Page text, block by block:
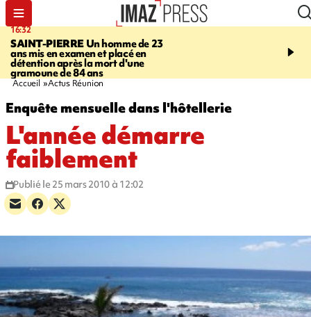
16:32
SAINT-PIERREUn homme de 23
ans mis en examen et placé en
détention après la mort d'une
gramoune de 84 ans
21:08
et Turquie scellent un
Accueil Actus Réunion
Enquête mensuelle dans l'hôtellerie
L'année démarre
faiblement
Publié le 25 mars 2010 à 12:02